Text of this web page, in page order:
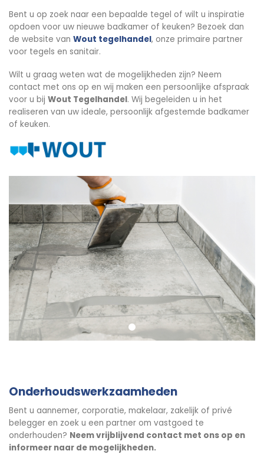
Bent u op zoek naar een bepaalde tegel of wilt u inspiratie
opdoen voor uw nieuwe badkamer of keuken? Bezoek dan
de website van Wout tegelhandel, onze primaire partner
voor tegels en sanitair.
Wilt u graag weten wat de mogelijkheden zijn? Neem
contact met ons op en wij maken een persoonlijke afspraak
voor u bij Wout Tegelhandel. Wij begeleiden u in het
realiseren van uw ideale, persoonlijk afgestemde badkamer
of keuken.
Onderhoudswerkzaamheden
Bent u aannemer, corporatie, makelaar, zakelijk of privé
belegger en zoek u een partner om vastgoed te
onderhouden? Neem vrijblijvend contact met ons op en
informeer naar de mogelijkheden.